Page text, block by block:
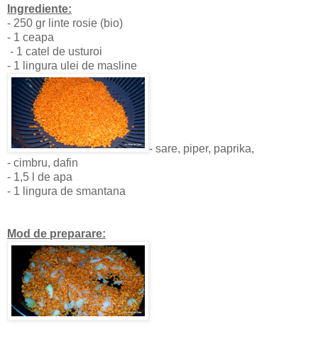
Ingrediente:
- 250 gr linte rosie (bio)
- 1 ceapa
- 1 catel de usturoi
- 1 lingura ulei de masline
- sare, piper, paprika,
- cimbru, dafin
- 1,5 l de apa
- 1 lingura de smantana
Mod de preparare: